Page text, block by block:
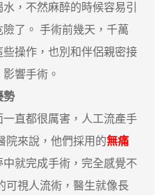
，不然麻醉的時候容易引
了。 手術前幾天，千萬
操作，也別和伴侶親密接
響手術。
勢
直都很厲害，人工流產手
院來說，他們採用的無痛
就完成手術，完全感覺不
可視人流術，醫生就像長